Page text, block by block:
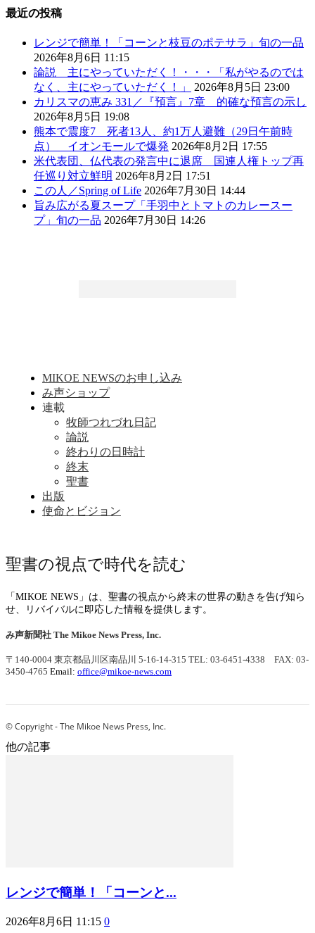
最近の投稿
レンジで簡単！「コーンと枝豆のポテサラ」旬の一品
2026年8月6日 11:15
論説 主にやっていただく！・・・「私がやるのでは
なく、主にやっていただく！」
2026年8月5日 23:00
カリスマの恵み 331／『預言』7章 的確な預言の示し
2026年8月5日 19:08
熊本で震度7 死者13人、約1万人避難（29日午前時
点） イオンモールで爆発 2026年8月2日 17:55
米代表団、仏代表の発言中に退席 国連人権トップ再
任巡り対立鮮明 2026年8月2日 17:51
この人／Spring of Life 2026年7月30日 14:44
旨み広がる夏スープ「手羽中とトマトのカレースー
プ」旬の一品 2026年7月30日 14:26
MIKOE NEWSのお申し込み
み声ショップ
連載
牧師つれづれ日記
論説
終わりの日時計
終末
聖書
出版
使命とビジョン
聖書の視点で時代を読む
「MIKOE NEWS」は、聖書の視点から終末の世界の動きを告げ知ら
せ、リバイバルに即応した情報を提供します。
み声新聞社 The Mikoe News Press, Inc.
〒140-0004 東京都品川区南品川 5-16-14-315 TEL: 03-6451-4338 FAX: 03-
3450-4765 Email: office@mikoe-news.com
© Copyright - The Mikoe News Press, Inc.
他の記事
レンジで簡単！「コーンと...
2026年8月6日 11:15 0